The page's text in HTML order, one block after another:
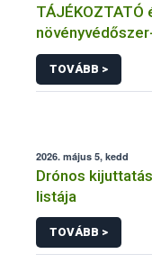
eljárásba
TOVÁBB >
2026. május 5, kedd
Drónos
listája
TOVÁBB >